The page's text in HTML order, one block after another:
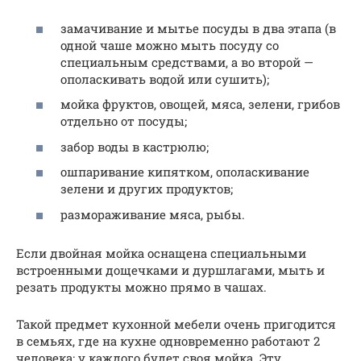
замачивание и мытье посуды в два этапа (в
одной чаше можно мыть посуду со
специальным средствами, а во второй —
ополаскивать водой или сушить);
мойка фруктов, овощей, мяса, зелени, грибов
отдельно от посуды;
забор воды в кастрюлю;
ошпаривание кипятком, ополаскивание
зелени и других продуктов;
размораживание мяса, рыбы.
Если двойная мойка оснащена специальными
встроенными дощечками и дуршлагами, мыть и
резать продукты можно прямо в чашах.
Такой предмет кухонной мебели очень пригодится
в семьях, где на кухне одновременно работают 2
человека: у каждого будет своя мойка. Эту